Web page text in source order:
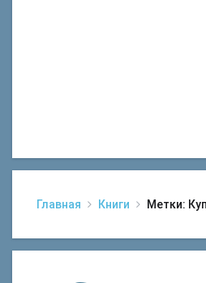
Главная Книги Метки: